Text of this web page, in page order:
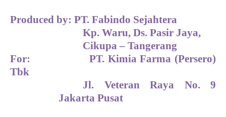
Produced by: PT. Fabindo Sejahtera
Kp. Waru, Ds. Pasir Jaya,
Cikupa – Tangerang
For:
PT. Kimia Farma (Persero)
Tbk
Jl. Veteran Raya No. 9
Jakarta Pusat